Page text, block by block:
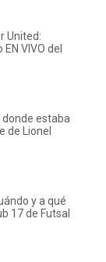
United:
VIVO del
donde estaba
de Lionel
y a qué
17 de Futsal